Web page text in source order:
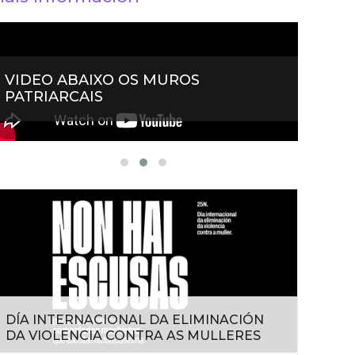
VIDEO ABAIXO OS MUROS
PATRIARCAIS
DÍA INTERNACIONAL DA ELIMINACIÓN
DA VIOLENCIA CONTRA AS MULLERES